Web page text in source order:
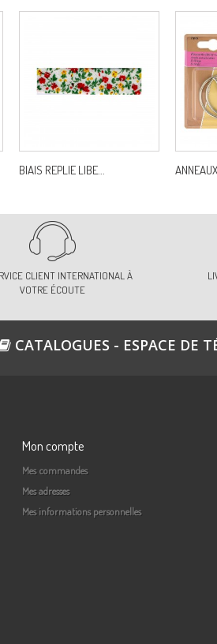
BIAIS REPLIE LIBE...
CLIENT INTERNATIONAL À
VOTRE ÉCOUTE
CATALOGUES - ESPACE DE
Mon compte
Mes commandes
Mes adresses
Mes informations personnelles